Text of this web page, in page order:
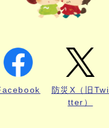
防災X（旧Twi
tter）